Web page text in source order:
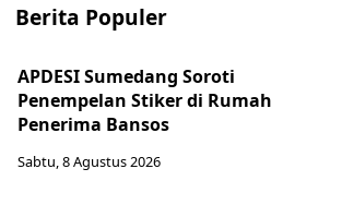
Berita Populer
APDESI Sumedang Soroti
Penempelan Stiker di Rumah
Penerima Bansos
Sabtu, 8 Agustus 2026